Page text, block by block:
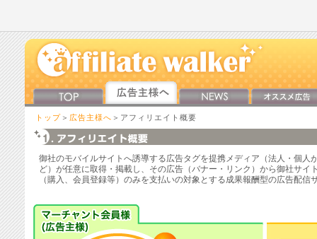
トップ ＞ 広告主様へ ＞アフィリエイト概要
御社のモバイルサイトへ誘導する広告タグを提携メディア（法人・個人
ど）が任意に取得・掲載し、その広告（バナー・リンク）から御社サイ
（購入、会員登録等）のみを支払いの対象とする成果報酬型の広告配信